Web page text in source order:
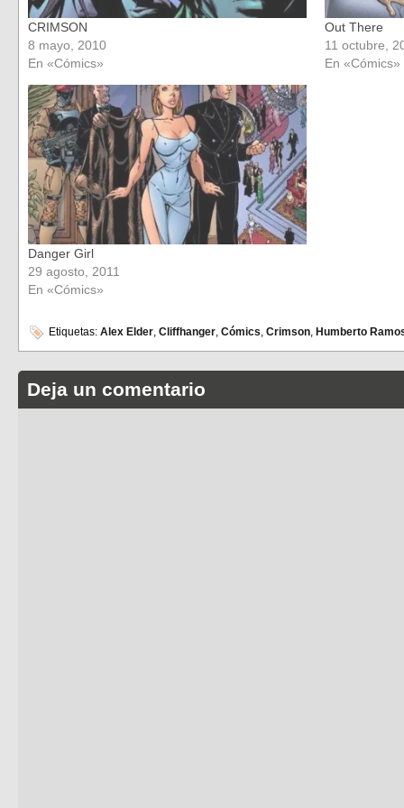
CRIMSON
8 mayo, 2010
En «Cómics»
Out There
11 octubre,
En «Cómics»
Danger Girl
29 agosto, 2011
En «Cómics»
Etiquetas: Alex Elder, Cliffhanger, Cómics, Crimson, Humberto
Deja un comentario